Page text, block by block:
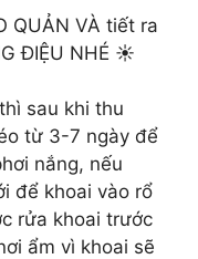
QUẢN VÀ tiết ra
ĐIỆU NHÉ ☀️
sau khi thu
từ 3-7 ngày để
nắng, nếu
để khoai vào rổ
rửa khoai trước
ẩm vì khoai sẽ